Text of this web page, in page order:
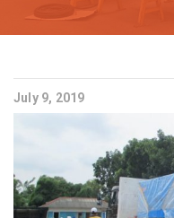
July 9, 2019